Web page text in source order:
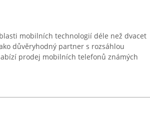
mobilních technologií déle než dvacet
důvěryhodný partner s rozsáhlou
prodej mobilních telefonů známých